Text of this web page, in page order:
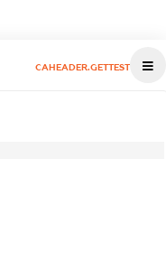
CAHEADER.GETTEST